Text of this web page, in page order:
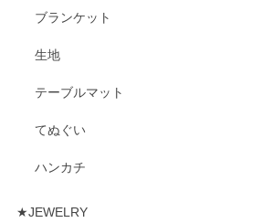
ブランケット
生地
テーブルマット
てぬぐい
ハンカチ
★JEWELRY